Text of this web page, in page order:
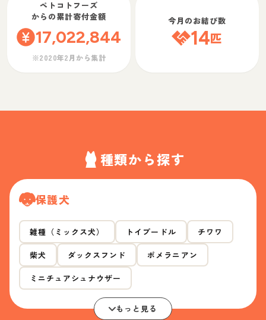
ペトコトフーズ
からの累計寄付金額
17,022,844
※2020年2月から集計
今月のお結び数
14匹
種類から探す
保護犬
雑種（ミックス犬） トイプードル チワワ
柴犬 ダックスフンド ポメラニアン
ミニチュアシュナウザー
もっと見る